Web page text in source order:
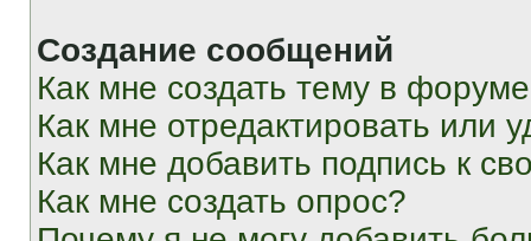
Создание сообщений
Как мне создать тему в
Как мне отредактировать или
Как мне добавить подпись к
Как мне создать опрос?